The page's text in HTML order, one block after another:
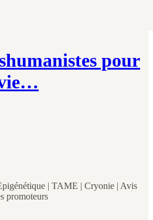
pour
| TAME | Cryonie | Avis
promoteurs